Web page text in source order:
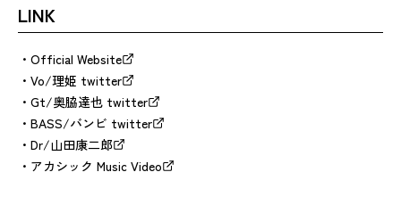
LINK
Official Website
Vo/理姫 twitter
Gt/奥脇達也 twitter
BASS/バンビ twitter
Dr/山田康二郎
アカシック Music Video